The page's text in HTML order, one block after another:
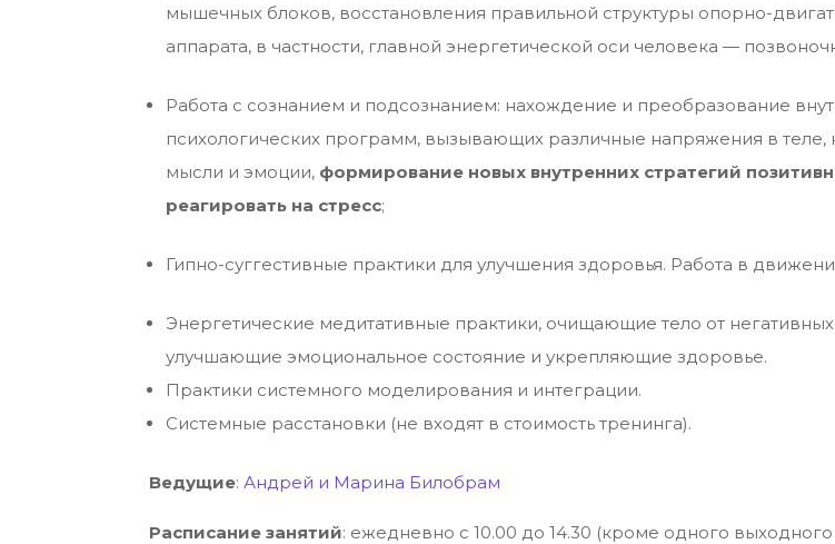
мышечных блоков, восстановления правильной структуры опорно-
аппарата, в частности, главной энергетической оси человека —
Работа с сознанием и подсознанием: нахождение и преобразование
психологических программ, вызывающих различные напряжения в теле,
мысли и эмоции, формирование новых внутренних стратегий
реагировать на стресс;
Гипно-суггестивные практики для улучшения здоровья. Работа в
Энергетические медитативные практики, очищающие тело от
улучшающие эмоциональное состояние и укрепляющие здоровье.
Практики системного моделирования и интеграции.
Системные расстановки (не входят в стоимость тренинга).
Ведущие:Андрей и Марина Билобрам
Расписание занятий: ежедневно с 10.00 до 14.30 (кроме одного